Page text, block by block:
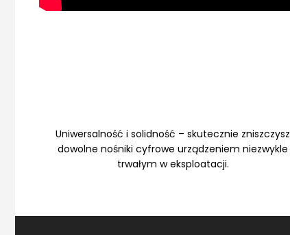
Uniwersalność i solidność – skutecznie zniszczysz
dowolne nośniki cyfrowe urządzeniem niezwykle
trwałym w eksploatacji.